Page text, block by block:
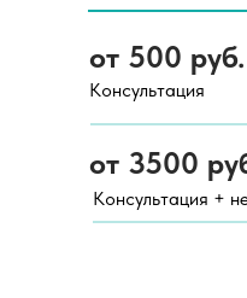
Консультация +
от 3500
от 500 руб.
Консультация